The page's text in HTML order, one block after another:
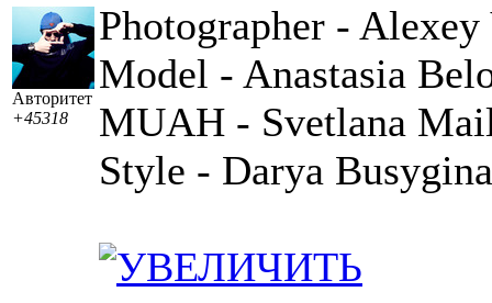
Авторитет
+45318
Photographer - Alexey
Model - Anastasia
MUAH - Svetlana
Style - Darya Busygina